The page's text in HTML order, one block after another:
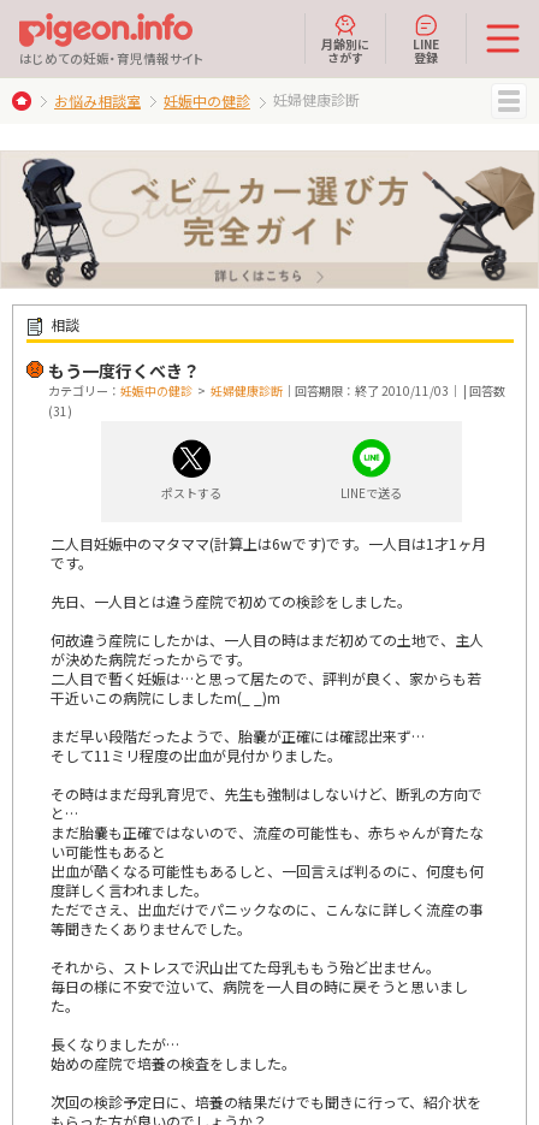
はじめての妊娠・育児情報サイト
月齢別に
さがす
LINE
登録
お悩み相談室 妊娠中の健診 妊婦健康診断
相談
もう一度行くべき？
カテゴリー： 妊娠中の健診 > 妊婦健康診断 ｜回答期限：終了 2010/11/03｜ | 回答数
(31)
ポストする LINEで送る
二人目妊娠中のマタママ(計算上は6wです)です。一人目は1才1ヶ月
です。
先日、一人目とは違う産院で初めての検診をしました。
何故違う産院にしたかは、一人目の時はまだ初めての土地で、主人
が決めた病院だったからです。
二人目で暫く妊娠は…と思って居たので、評判が良く、家からも若
干近いこの病院にしましたm(_ _)m
まだ早い段階だったようで、胎嚢が正確には確認出来ず…
そして11ミリ程度の出血が見付かりました。
その時はまだ母乳育児で、先生も強制はしないけど、断乳の方向で
と…
まだ胎嚢も正確ではないので、流産の可能性も、赤ちゃんが育たな
い可能性もあると
出血が酷くなる可能性もあるしと、一回言えば判るのに、何度も何
度詳しく言われました。
ただでさえ、出血だけでパニックなのに、こんなに詳しく流産の事
等聞きたくありませんでした。
それから、ストレスで沢山出てた母乳ももう殆ど出ません。
毎日の様に不安で泣いて、病院を一人目の時に戻そうと思いまし
た。
長くなりましたが…
始めの産院で培養の検査をしました。
次回の検診予定日に、培養の結果だけでも聞きに行って、紹介状を
もらった方が良いのでしょうか？